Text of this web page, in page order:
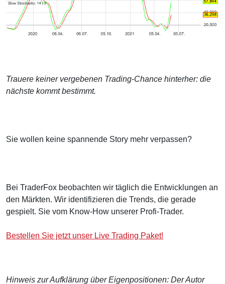
Trauere keiner vergebenen Trading-Chance hinterher: die
nächste kommt bestimmt.
Sie wollen keine spannende Story mehr verpassen?
Bei TraderFox beobachten wir täglich die Entwicklungen an
den Märkten. Wir identifizieren die Trends, die gerade
gespielt. Sie vom Know-How unserer Profi-Trader.
Bestellen Sie jetzt unser Live Trading Paket!
Hinweis zur Aufklärung über Eigenpositionen: Der Autor